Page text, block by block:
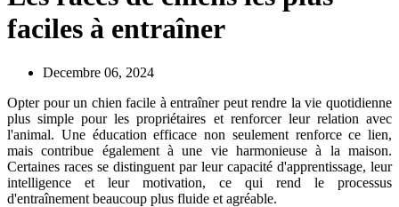
faciles à entraîner
Decembre 06, 2024
Opter pour un chien facile à entraîner peut rendre la vie quotidienne
plus simple pour les propriétaires et renforcer leur relation avec
l'animal. Une éducation efficace non seulement renforce ce lien,
mais contribue également à une vie harmonieuse à la maison.
Certaines races se distinguent par leur capacité d'apprentissage, leur
intelligence et leur motivation, ce qui rend le processus
d'entraînement beaucoup plus fluide et agréable.